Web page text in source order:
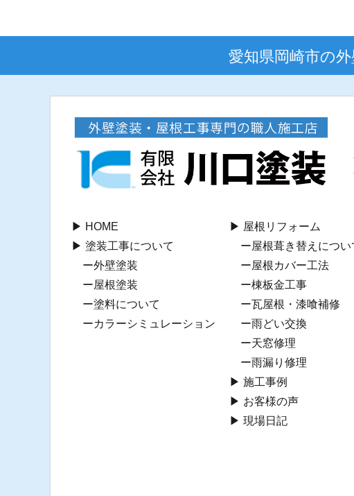
愛知県岡崎市の外
HOME
塗装工事について
外壁塗装
屋根塗装
塗料について
カラーシミュレーション
屋根リフォーム
屋根葺き替えについ
屋根カバー工法
棟板⾦工事
瓦屋根・漆喰補修
⾬どい交換
天窓修理
雨漏り修理
施工事例
お客様の声
現場日記